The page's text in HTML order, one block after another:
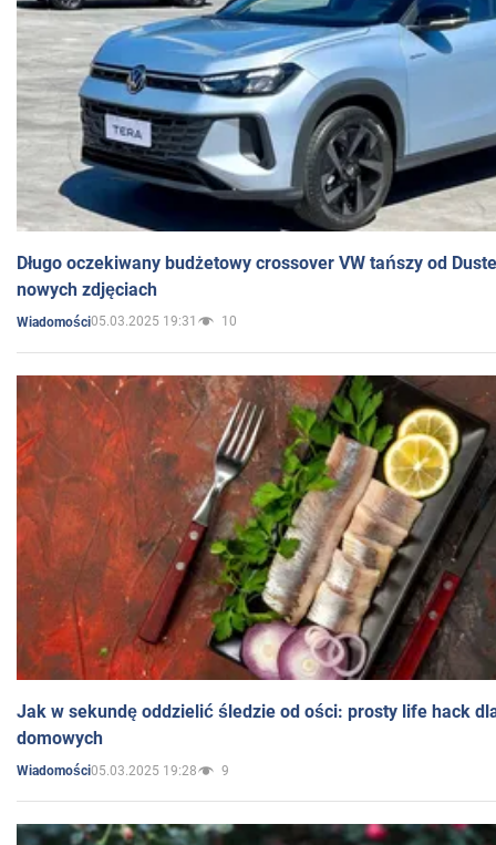
Długo oczekiwany budżetowy crossover VW tańszy od
nowych zdjęciach
Wiadomości05.03.2025 19:31 10
Jak w sekundę oddzielić śledzie od ości: prosty life hack
domowych
Wiadomości05.03.2025 19:28 9